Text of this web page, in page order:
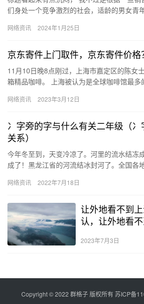
们身处一个竞争激烈的社会，适龄的男女青
为…
网络资讯 2024年1月25日
京东寄件上门取件，京东寄件价格
11月10日晚8点刚过，上海市嘉定区的陈女
箱精品咖啡。 上海被认为是全球咖啡馆最
网络资讯 2023年3月12日
冫字旁的字与什么有关二年级（
关系）
今年冬至到，天变冷凉了。河里的流水结冻
成了！黑龙江省的河流结冰封河了。全国各
与水的…
网络资讯 2022年7月18日
让外地看不到
认，让外地看
2023年7月3日
Copyright © 2022 群格子 版权所有苏ICP备